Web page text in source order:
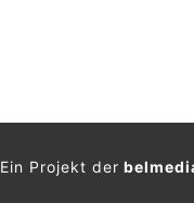
Ein Projekt der